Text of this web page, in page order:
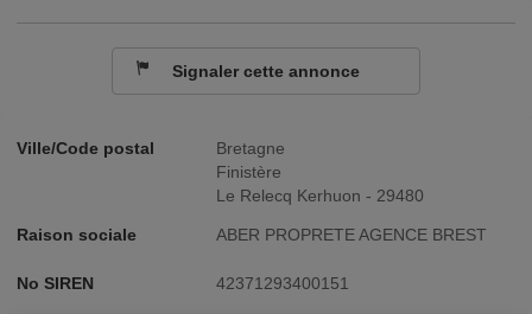
Ville/Code postal
Bretagne
Finistère
Le Relecq Kerhuon - 29480
Raison sociale ABER PROPRETE AGENCE BREST
No SIREN 42371293400151
Signaler cette annonce